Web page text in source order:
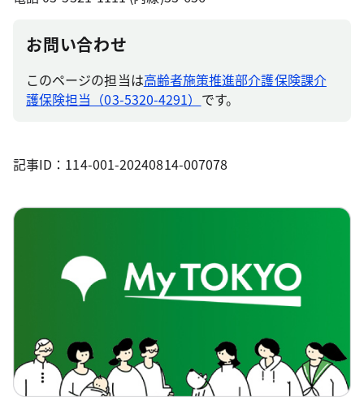
お問い合わせ
このページの担当は高齢者施策推進部介護保険課介
護保険担当（03-5320-4291） です。
記事ID：114-001-20240814-007078